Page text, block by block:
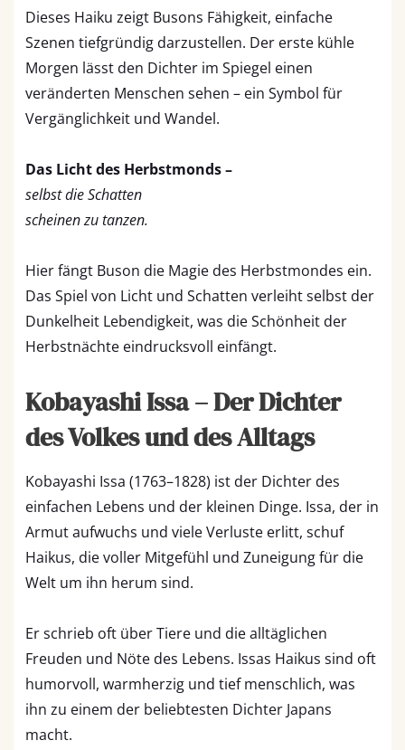
Dieses Haiku zeigt Busons Fähigkeit, einfache
Szenen tiefgründig darzustellen. Der erste kühle
Morgen lässt den Dichter im Spiegel einen
veränderten Menschen sehen – ein Symbol für
Vergänglichkeit und Wandel.
Das Licht des Herbstmonds –
selbst die Schatten
scheinen zu tanzen.
Hier fängt Buson die Magie des Herbstmondes ein.
Das Spiel von Licht und Schatten verleiht selbst der
Dunkelheit Lebendigkeit, was die Schönheit der
Herbstnächte eindrucksvoll einfängt.
Kobayashi Issa – Der Dichter
des Volkes und des Alltags
Kobayashi Issa (1763–1828) ist der Dichter des
einfachen Lebens und der kleinen Dinge. Issa, der in
Armut aufwuchs und viele Verluste erlitt, schuf
Haikus, die voller Mitgefühl und Zuneigung für die
Welt um ihn herum sind.
Er schrieb oft über Tiere und die alltäglichen
Freuden und Nöte des Lebens. Issas Haikus sind oft
humorvoll, warmherzig und tief menschlich, was
ihn zu einem der beliebtesten Dichter Japans
macht.